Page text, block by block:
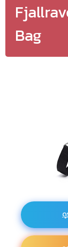
Bag
ดู